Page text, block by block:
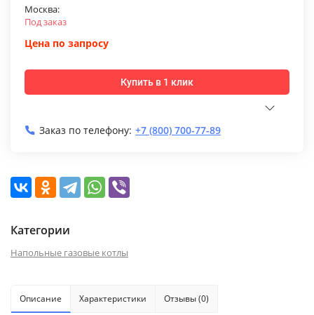
Москва:
Под заказ
Цена по запросу
Купить в 1 клик
Заказ по телефону: +7 (800) 700-77-89
Категории
Напольные газовые котлы
Описание Характеристики Отзывы (0)